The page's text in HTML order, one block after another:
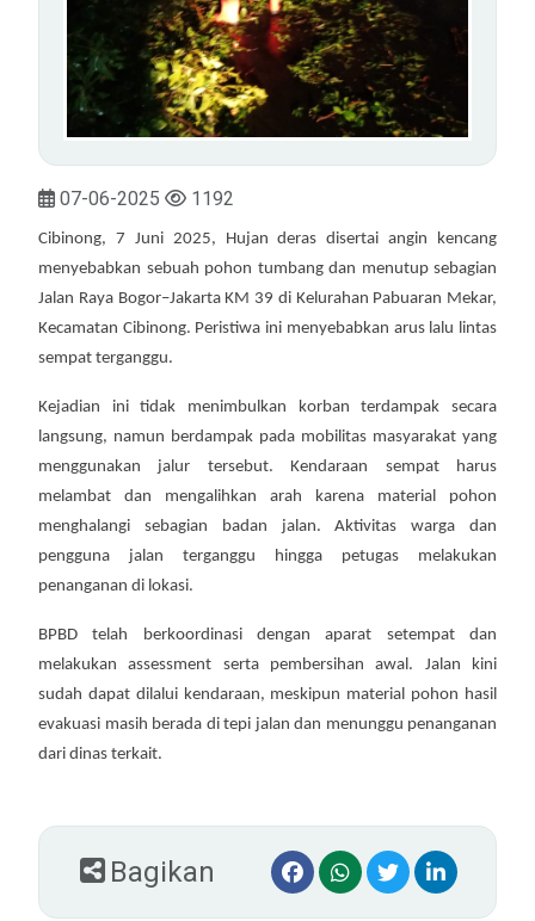
07-06-2025 1192
Cibinong, 7 Juni 2025, Hujan deras disertai angin kencang
menyebabkan sebuah pohon tumbang dan menutup sebagian
Jalan Raya Bogor–Jakarta KM 39 di Kelurahan Pabuaran Mekar,
Kecamatan Cibinong. Peristiwa ini menyebabkan arus lalu lintas
sempat terganggu.
Kejadian ini tidak menimbulkan korban terdampak secara
langsung, namun berdampak pada mobilitas masyarakat yang
menggunakan jalur tersebut. Kendaraan sempat harus
melambat dan mengalihkan arah karena material pohon
menghalangi sebagian badan jalan. Aktivitas warga dan
pengguna jalan terganggu hingga petugas melakukan
penanganan di lokasi.
BPBD telah berkoordinasi dengan aparat setempat dan
melakukan assessment serta pembersihan awal. Jalan kini
sudah dapat dilalui kendaraan, meskipun material pohon hasil
evakuasi masih berada di tepi jalan dan menunggu penanganan
dari dinas terkait.
Bagikan